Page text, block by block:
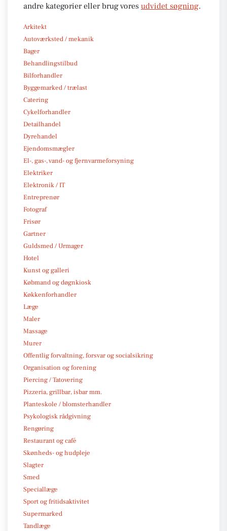
andre kategorier eller brug vores udvidet søgning.
Arkitekt
Autoværksted / mekanik
Bager
Behandlingstilbud
Bilforhandler
Byggemarked / trælast
Catering
Cykelforhandler
Detailhandel
Dyrehandel
Ejendomsmægler
El-, gas-, vand- og fjernvarmeforsyning
Elektriker
Elektronik / IT
Entreprenør
Fotograf
Frisør
Gartner
Guldsmed / Urmager
Hotel
Kunst og galleri
Købmand og døgnkiosk
Køkkenforhandler
Læge
Maler
Massage
Murer
Offentlig forvaltning, forsvar og socialsikring
Organisation og forening
Piercing / Tatovering
Pizzeria, grillbar, isbar mm.
Planteskole / blomsterhandler
Psykologisk rådgivning
Rengøring
Restaurant og café
Skønheds- og hudpleje
Slagter
Smed
Speciallæge
Sport og fritidsaktivitet
Supermarked
Tandlæge